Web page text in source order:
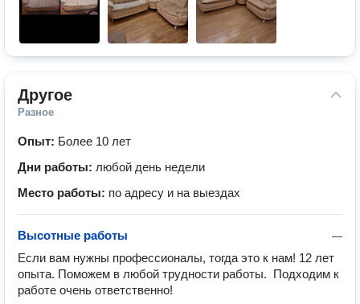
Другое
Разное
Опыт: Более 10 лет
Дни работы: любой день недели
Место работы: по адресу и на выездах
—
Высотные работы
Если вам нужны профессионалы, тогда это к нам! 12 лет
опыта. Поможем в любой трудности работы.  Подходим к
работе очень ответственно!